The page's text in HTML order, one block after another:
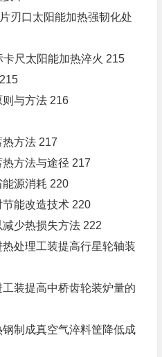
刃口太阳能加热强韧化处
尺太阳能加热淬火 215
与方法 216
方法 217
方法与途径 217
源消耗 220
能改造技术 220
少热损失方法 222
处理工装提高行星轮轴装
装提高中桥齿轮装炉量的
制成真空气淬料筐降低成